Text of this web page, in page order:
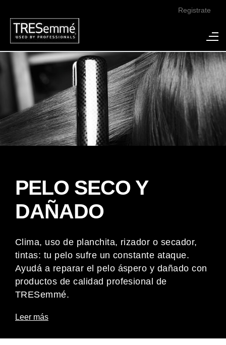
Registrate
PELO SECO Y
DAÑADO
Clima, uso de planchita, rizador o secador,
tintas: tu pelo sufre un constante ataque.
Ayudá a reparar el pelo áspero y dañado con
productos de calidad profesional de
TRESemmé.
Leer más